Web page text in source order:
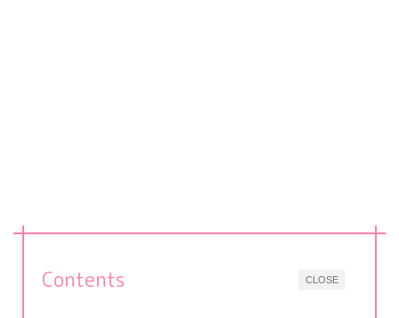
CLOSE
Contents